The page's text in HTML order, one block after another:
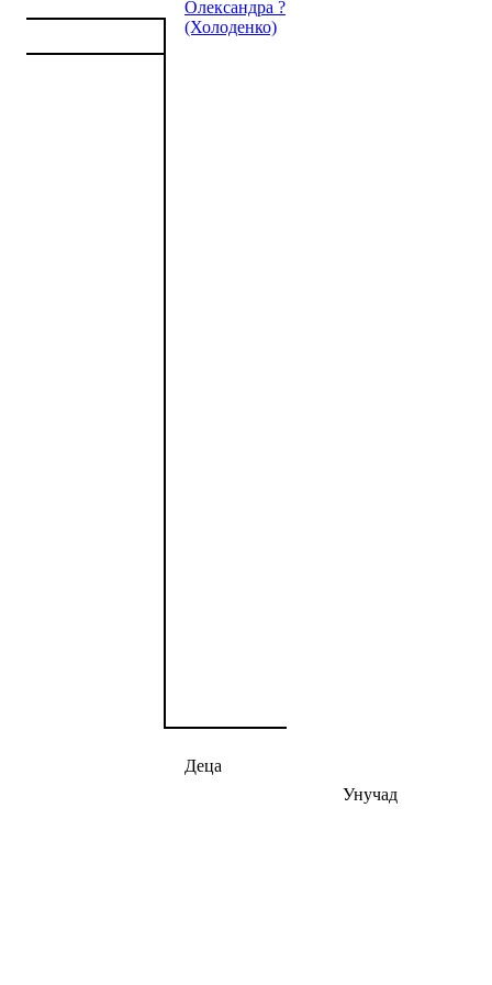
Олександра ?
(Холоденко)
Деца
Унучад